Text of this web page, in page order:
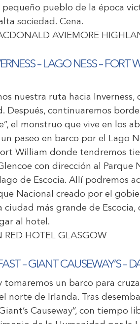
pueblo de la época
sociedad. Cena.
AVIEMORE
– LAGO NESS – FORT
nuestra ruta hacia
Después, continuaremos
el monstruo que vive en los
paseo en barco por el Lago
William donde tendremos
con dirección al Parque
de Escocia. Allí podremos
Nacional creado por el
ciudad más grande de
al hotel.
RED HOTEL GLASGOW
– GIANT CAUSEWAY’S –
tomaremos un barco para
norte de Irlanda. Tras
Causeway”, con tiempo